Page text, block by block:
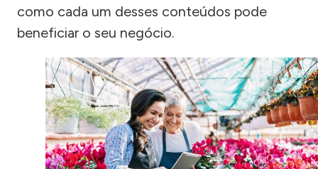
como cada um desses conteúdos pode
beneficiar o seu negócio.